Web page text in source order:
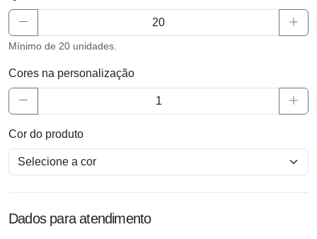
Mínimo de 20 unidades.
Cores na personalização
Cor do produto
Dados para atendimento